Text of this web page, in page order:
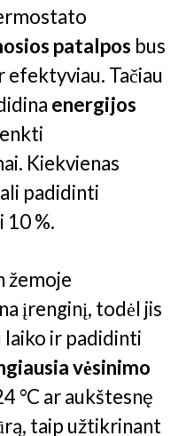
patalpos bus
efektyviau. Tačiau
energijos
Kiekvienas
padidinti
10 %.
žemoje
įrenginį, todėl jis
laiko ir padidinti
vėsinimo
°C ar aukštesnę
taip užtikrinant